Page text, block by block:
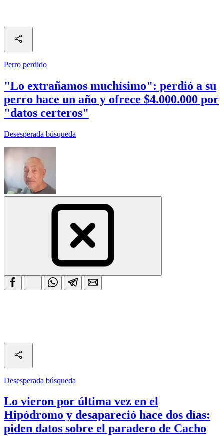
Perro perdido
"Lo extrañamos muchísimo": perdió a su
perro hace un año y ofrece $4.000.000 por
"datos certeros"
Desesperada búsqueda
Desesperada búsqueda
Lo vieron por última vez en el
Hipódromo y desapareció hace dos días:
piden datos sobre el paradero de Cacho